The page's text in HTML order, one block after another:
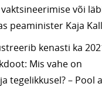
või
peaminister Kaja
kenasti ka
Mis vahe on
tegelikkusel? – Pool